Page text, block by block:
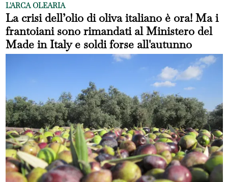
L'ARCA OLEARIA
La crisi dell’olio di oliva italiano è ora! Ma i
frantoiani sono rimandati al Ministero del
Made in Italy e soldi forse all'autunno